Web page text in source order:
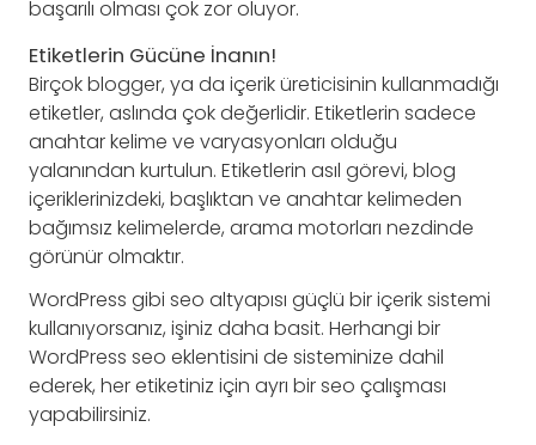
başarılı olması çok zor oluyor.
Etiketlerin Gücüne İnanın!
Birçok blogger, ya da içerik üreticisinin kullanmadığı
etiketler, aslında çok değerlidir. Etiketlerin sadece
anahtar kelime ve varyasyonları olduğu
yalanından kurtulun. Etiketlerin asıl görevi, blog
içeriklerinizdeki, başlıktan ve anahtar kelimeden
bağımsız kelimelerde, arama motorları nezdinde
görünür olmaktır.
WordPress gibi seo altyapısı güçlü bir içerik sistemi
kullanıyorsanız, işiniz daha basit. Herhangi bir
WordPress seo eklentisini de sisteminize dahil
ederek, her etiketiniz için ayrı bir seo çalışması
yapabilirsiniz.